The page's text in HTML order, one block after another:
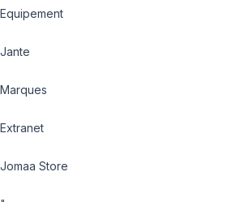
Equipement
Jante
Marques
Extranet
Jomaa Store